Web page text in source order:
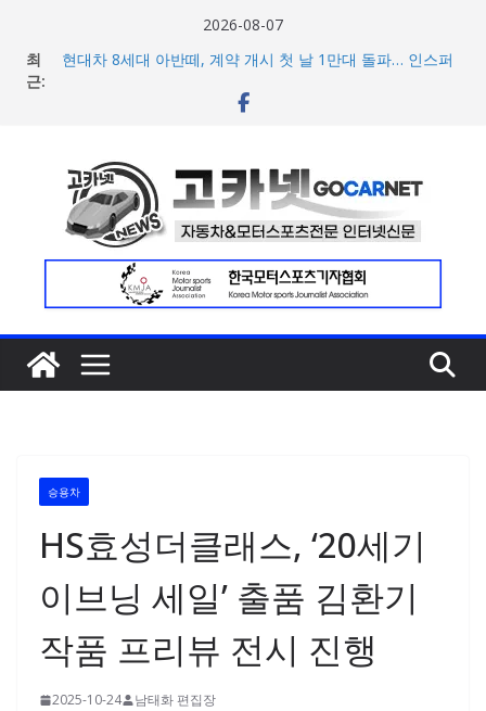
2026-08-07
최
근:
현대차 8세대 아반떼, 계약 개시 첫 날 1만대 돌파… 인스퍼
아우디, 405일 만에 완성한 초고성능 슈퍼카 ‘누볼라리’ 제
공개… 일본서 28일 계약 개시
한국타이어, ‘BMW i7’에 신차용 타이어로 아이온 제품군 3
종 공급
애스턴마틴, 1960~70년대 클래식 컬러 재해석한 ‘헤리티지
에디션 컬렉선’ 5종 공개
승용차
HS효성더클래스, ‘20세기
이브닝 세일’ 출품 김환기
작품 프리뷰 전시 진행
2025-10-24 남태화 편집장